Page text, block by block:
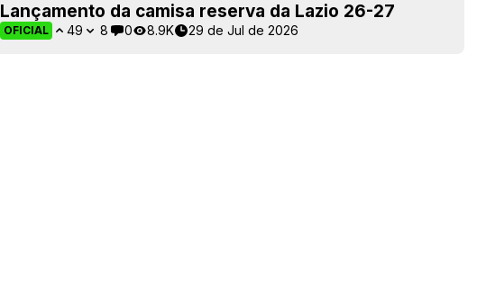
Lançamento da camisa reserva da Lazio 26-27
OFICIAL 49 8 0 8.9K 29 de Jul de 2026